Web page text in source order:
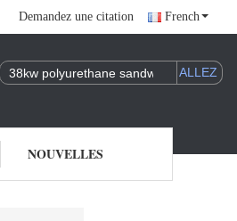
Demandez une citation French
NOUVELLES